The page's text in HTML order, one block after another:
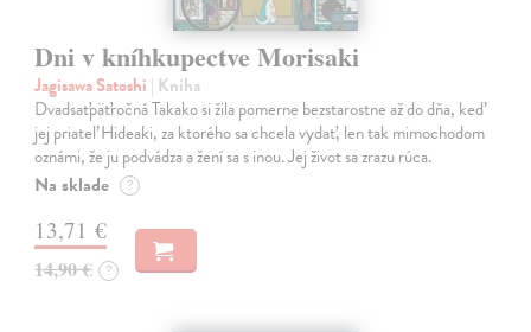
Dni v kníhkupectve Morisaki
Jagisawa Satoshi | Kniha
Dvadsaťpäťročná Takako si žila pomerne bezstarostne až do dňa, keď
jej priateľ Hideaki, za ktorého sa chcela vydať, len tak mimochodom
oznámi, že ju podvádza a žení sa s inou. Jej život sa zrazu rúca.
Na sklade ?
13,71 €
14,90 € ?